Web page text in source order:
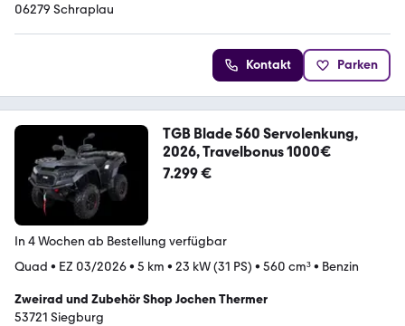
06279 Schraplau
Kontakt Parken
TGB Blade 560 Servolenkung,
2026, Travelbonus 1000€
7.299 €
In 4 Wochen ab Bestellung verfügbar
Quad • EZ 03/2026• 5 km • 23 kW (31 PS) • 560 cm³• Benzin
Zweirad und Zubehör Shop Jochen Thermer
53721 Siegburg